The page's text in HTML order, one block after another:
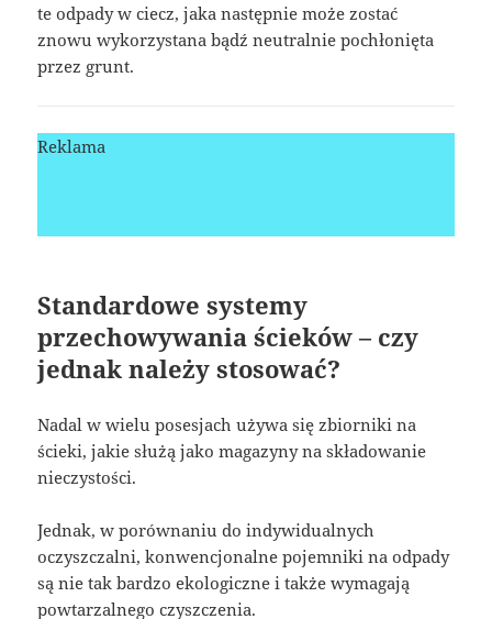
te odpady w ciecz, jaka następnie może zostać
znowu wykorzystana bądź neutralnie pochłonięta
przez grunt.
Reklama
Standardowe systemy
przechowywania ścieków – czy
jednak należy stosować?
Nadal w wielu posesjach używa się zbiorniki na
ścieki, jakie służą jako magazyny na składowanie
nieczystości.
Jednak, w porównaniu do indywidualnych
oczyszczalni, konwencjonalne pojemniki na odpady
są nie tak bardzo ekologiczne i także wymagają
powtarzalnego czyszczenia.